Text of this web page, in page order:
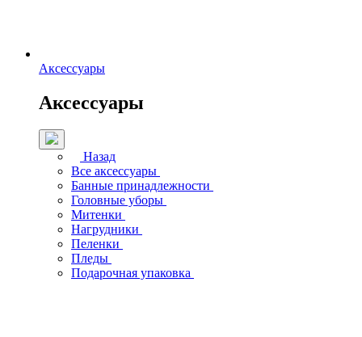
Аксессуары
Аксессуары
Назад
Все аксессуары
Банные принадлежности
Головные уборы
Митенки
Нагрудники
Пеленки
Пледы
Подарочная упаковка